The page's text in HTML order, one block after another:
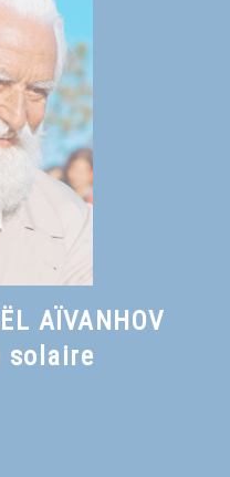
AÏVANHOV
solaire